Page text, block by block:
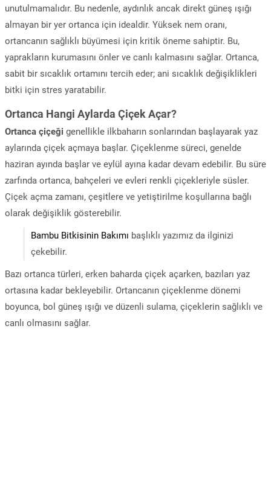
unutulmamalıdır. Bu nedenle, aydınlık ancak direkt güneş ışığı
almayan bir yer ortanca için idealdir. Yüksek nem oranı,
ortancanın sağlıklı büyümesi için kritik öneme sahiptir. Bu,
yaprakların kurumasını önler ve canlı kalmasını sağlar. Ortanca,
sabit bir sıcaklık ortamını tercih eder; ani sıcaklık değişiklikleri
bitki için stres yaratabilir.
Ortanca Hangi Aylarda Çiçek Açar?
Ortanca çiçeği genellikle ilkbaharın sonlarından başlayarak yaz
aylarında çiçek açmaya başlar. Çiçeklenme süreci, genelde
haziran ayında başlar ve eylül ayına kadar devam edebilir. Bu süre
zarfında ortanca, bahçeleri ve evleri renkli çiçekleriyle süsler.
Çiçek açma zamanı, çeşitlere ve yetiştirilme koşullarına bağlı
olarak değişiklik gösterebilir.
Bambu Bitkisinin Bakımı başlıklı yazımız da ilginizi
çekebilir.
Bazı ortanca türleri, erken baharda çiçek açarken, bazıları yaz
ortasına kadar bekleyebilir. Ortancanın çiçeklenme dönemi
boyunca, bol güneş ışığı ve düzenli sulama, çiçeklerin sağlıklı ve
canlı olmasını sağlar.